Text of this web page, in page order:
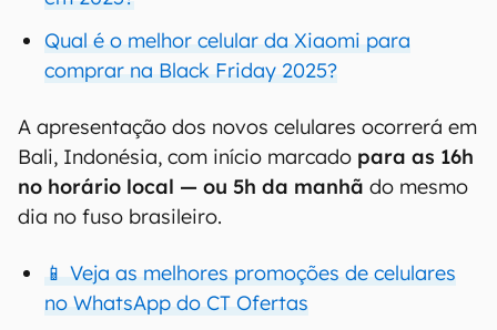
Qual é o melhor celular da Xiaomi para
comprar na Black Friday 2025?
A apresentação dos novos celulares ocorrerá em
Bali, Indonésia, com início marcado para as 16h
no horário local — ou 5h da manhã do mesmo
dia no fuso brasileiro.
📱 Veja as melhores promoções de celulares
no WhatsApp do CT Ofertas